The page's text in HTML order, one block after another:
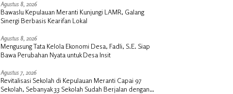
Agustus 8, 2026
Bawaslu Kepulauan Meranti Kunjungi LAMR, Galang
Sinergi Berbasis Kearifan Lokal
Agustus 8, 2026
Mengusung Tata Kelola Ekonomi Desa, Fadli, S.E. Siap
Bawa Perubahan Nyata untuk Desa Insit
Agustus 7, 2026
Revitalisasi Sekolah di Kepulauan Meranti Capai 97
Sekolah, Sebanyak 33 Sekolah Sudah Berjalan dengan